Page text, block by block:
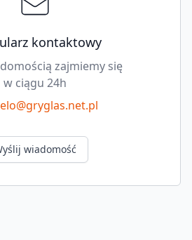
kontaktowy
zajmiemy się
w ciągu 24h
wiadomość